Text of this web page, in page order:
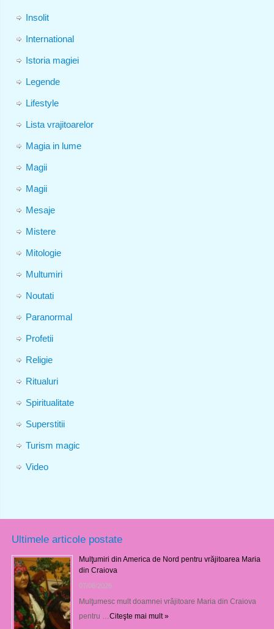
Insolit
International
Istoria magiei
Legende
Lifestyle
Lista vrajitoarelor
Magia in lume
Magii
Magii
Mesaje
Mistere
Mitologie
Multumiri
Noutati
Paranormal
Profetii
Religie
Ritualuri
Spiritualitate
Superstitii
Turism magic
Video
Ultimele articole postate
Mulţumiri din America de Nord pentru vrăjitoarea Maria
din Craiova
07/08/2026
Mulţumesc mult doamnei vrăjitoare Maria din Craiova
pentru … Citeşte mai mult »